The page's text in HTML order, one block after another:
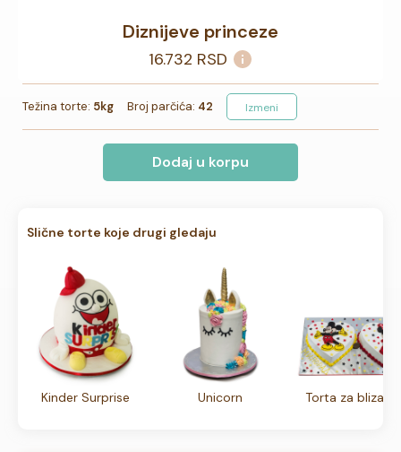
Diznijeve princeze
16.732 RSD
Težina torte: 5kg Broj parčića: 42 Izmeni
Dodaj u korpu
Slične torte koje drugi gledaju
Kinder Surprise Unicorn Torta za